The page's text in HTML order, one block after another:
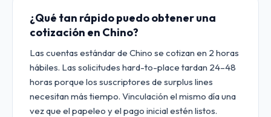
¿Qué tan rápido puedo obtener una
cotización en Chino?
Las cuentas estándar de Chino se cotizan en 2 horas
hábiles. Las solicitudes hard-to-place tardan 24–48
horas porque los suscriptores de surplus lines
necesitan más tiempo. Vinculación el mismo día una
vez que el papeleo y el pago inicial estén listos.